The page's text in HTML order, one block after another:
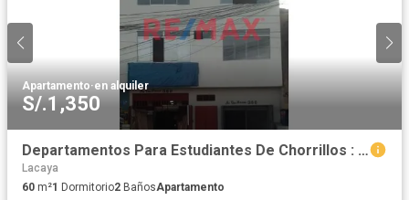
Apartamento·en alquiler
S/.1,350
Departamentos Para Estudiantes De Chorrillos : Upc , Cientifica Del Sur , San Juan Bautista
Lacaya
60 m²1 Dormitorio2 BañosApartamento